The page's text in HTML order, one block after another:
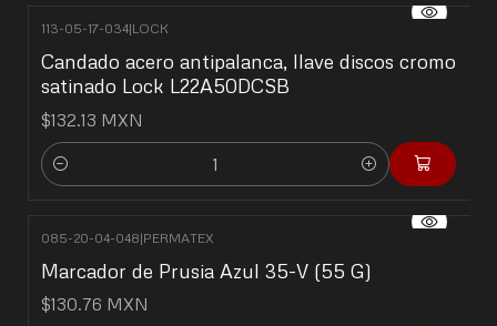
113-05-17-034|LOCK
Candado acero antipalanca, llave discos cromo
satinado Lock L22A50DCSB
$132.13 MXN
Cantidad
085-20-04-048|PERMATEX
Marcador de Prusia Azul 35-V (55 G)
$130.76 MXN